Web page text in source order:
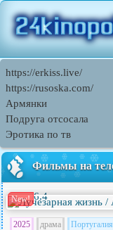
https://erkiss.live/
https://rusoska.com/
Армянки
Подруга отсосала
Эротика по тв
Фильмы на
New! 6.4
2025 драма Португалия